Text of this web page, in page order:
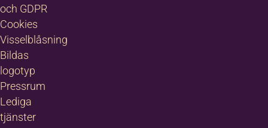
och GDPR
Cookies
Visselblåsning
Bildas
logotyp
Pressrum
Lediga
tjänster